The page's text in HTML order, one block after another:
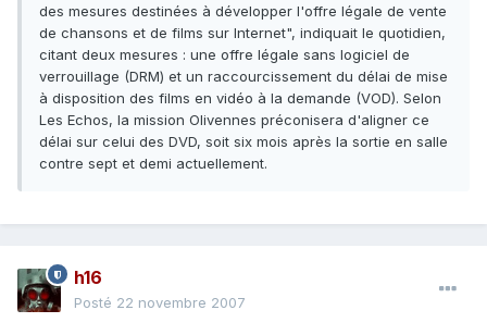
des mesures destinées à développer l'offre légale de vente
de chansons et de films sur Internet", indiquait le quotidien,
citant deux mesures : une offre légale sans logiciel de
verrouillage (DRM) et un raccourcissement du délai de mise
à disposition des films en vidéo à la demande (VOD). Selon
Les Echos, la mission Olivennes préconisera d'aligner ce
délai sur celui des DVD, soit six mois après la sortie en salle
contre sept et demi actuellement.
h16
Posté 22 novembre 2007